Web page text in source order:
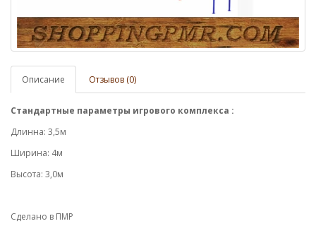
Описание Отзывов (0)
Стандартные параметры игрового комплекса :
Длинна: 3,5м
Ширина: 4м
Высота: 3,0м
Сделано в ПМР